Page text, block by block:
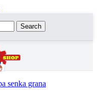
Search